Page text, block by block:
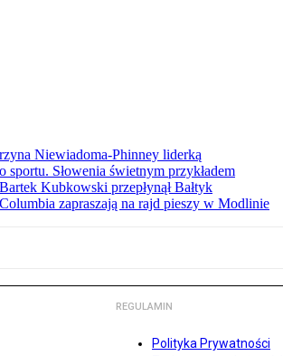
Niewiadoma-Phinney liderką
Słowenia świetnym przykładem
Kubkowski przepłynął Bałtyk
zapraszają na rajd pieszy w Modlinie
REGULAMIN
Polityka Prywatności